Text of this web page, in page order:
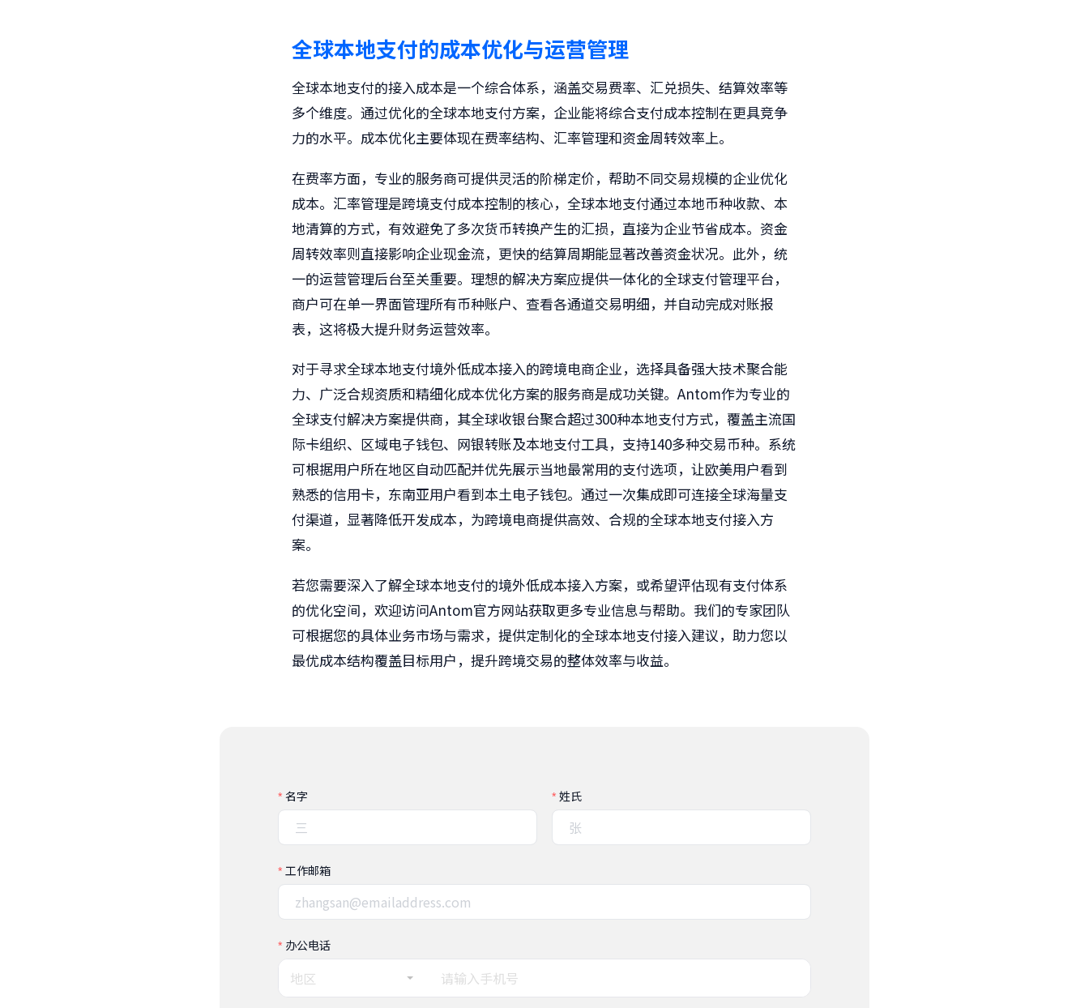
全球本地支付的成本优化与运营管理
全球本地支付的接入成本是一个综合体系，涵盖交易费率、汇兑损失、结算效率等
多个维度。通过优化的全球本地支付方案，企业能将综合支付成本控制在更具竞争
力的水平。成本优化主要体现在费率结构、汇率管理和资金周转效率上。
在费率方面，专业的服务商可提供灵活的阶梯定价，帮助不同交易规模的企业优化
成本。汇率管理是跨境支付成本控制的核心，全球本地支付通过本地币种收款、本
地清算的方式，有效避免了多次货币转换产生的汇损，直接为企业节省成本。资金
周转效率则直接影响企业现金流，更快的结算周期能显著改善资金状况。此外，统
一的运营管理后台至关重要。理想的解决方案应提供一体化的全球支付管理平台，
商户可在单一界面管理所有币种账户、查看各通道交易明细，并自动完成对账报
表，这将极大提升财务运营效率。
对于寻求全球本地支付境外低成本接入的跨境电商企业，选择具备强大技术聚合能
力、广泛合规资质和精细化成本优化方案的服务商是成功关键。Antom作为专业的
全球支付解决方案提供商，其全球收银台聚合超过300种本地支付方式，覆盖主流国
际卡组织、区域电子钱包、网银转账及本地支付工具，支持140多种交易币种。系统
可根据用户所在地区自动匹配并优先展示当地最常用的支付选项，让欧美用户看到
熟悉的信用卡，东南亚用户看到本土电子钱包。通过一次集成即可连接全球海量支
付渠道，显著降低开发成本，为跨境电商提供高效、合规的全球本地支付接入方
案。
若您需要深入了解全球本地支付的境外低成本接入方案，或希望评估现有支付体系
的优化空间，欢迎访问Antom官方网站获取更多专业信息与帮助。我们的专家团队
可根据您的具体业务市场与需求，提供定制化的全球本地支付接入建议，助力您以
最优成本结构覆盖目标用户，提升跨境交易的整体效率与收益。
名字 姓氏
工作邮箱
办公电话
地区